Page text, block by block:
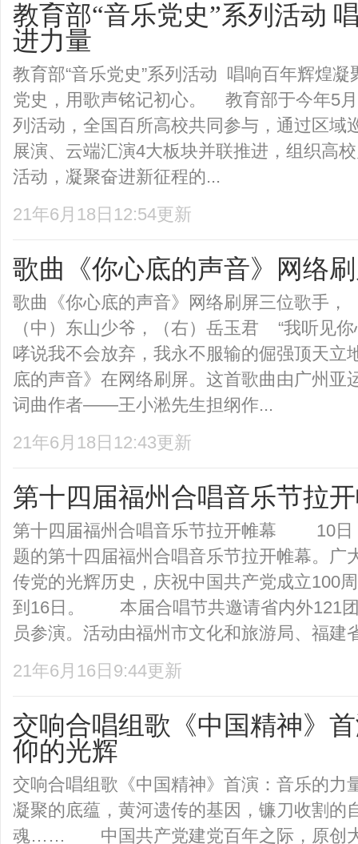
教育部“音乐党史”系列活动
进力量
教育部“音乐党史”系列活动 唱响百年辉煌
党史，用歌声铭记初心。 教育部于今年5月
列活动，全国百所高校共同参与，通过区域
展演、云端汇演4大板块并联推进，组织高
活动，凝聚奋进新征程的...
21年6月18日12:54更新
歌曲《你心底的声音》网络
歌曲《你心底的声音》网络刷屏三位歌手，
（中）东山少爷，（右）岳玉君 “我听见
哮说我不会放弃，我永不服输的倔强顶天立
底的声音》在网络刷屏。这首歌曲由广州亚
词曲作者——王小淞先生担纲作...
21年6月18日12:43更新
第十四届福州合唱音乐节拉
第十四届福州合唱音乐节拉开帷幕 10日
题的第十四届福州合唱音乐节拉开帷幕。广
传党的光辉历史，庆祝中国共产党成立100
到16日。 本届合唱节共邀请省内外121团
员参演。活动由福州市文化和旅游局、福建
21年6月16日9:44更新
交响合唱组歌《中国精神》
仰的光辉
交响合唱组歌《中国精神》首演：音乐的
凝聚的底蕴，黄河遗传的基因，镰刀收割的
魂…… 中国共产党建党百年之际，原创大